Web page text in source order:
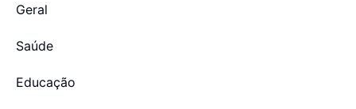
Geral
Saúde
Educação